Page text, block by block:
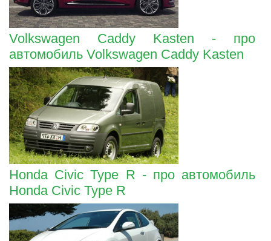
Volkswagen Caddy Kasten - про
автомобиль Volkswagen Caddy Kasten
Honda Civic Type R - про автомобиль
Honda Civic Type R